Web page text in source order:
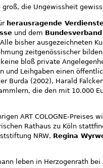
die Ungewissheit
herausragende
und dem
bisher ausgezeichneten
zeitgenössischer
bloß private
und Leihgaben einen
Burda (2002), Harald
die den mit 10.000
ART COLOGNE-Preises
Rathaus zu Köln
NRW, Regina
leben in Herzogenrath bei